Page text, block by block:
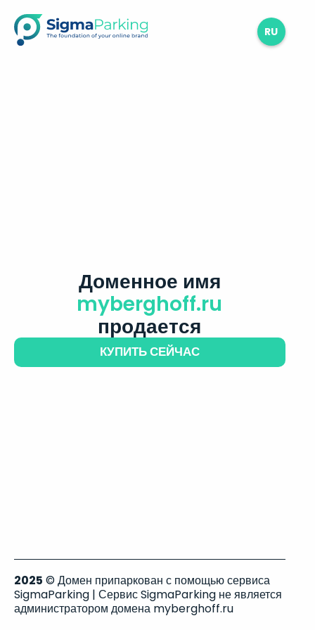
RU
Доменное имя
myberghoff.ru
продается
КУПИТЬ СЕЙЧАС
2025 © Домен припаркован с помощью сервиса
SigmaParking | Сервис SigmaParking не является
администратором домена myberghoff.ru